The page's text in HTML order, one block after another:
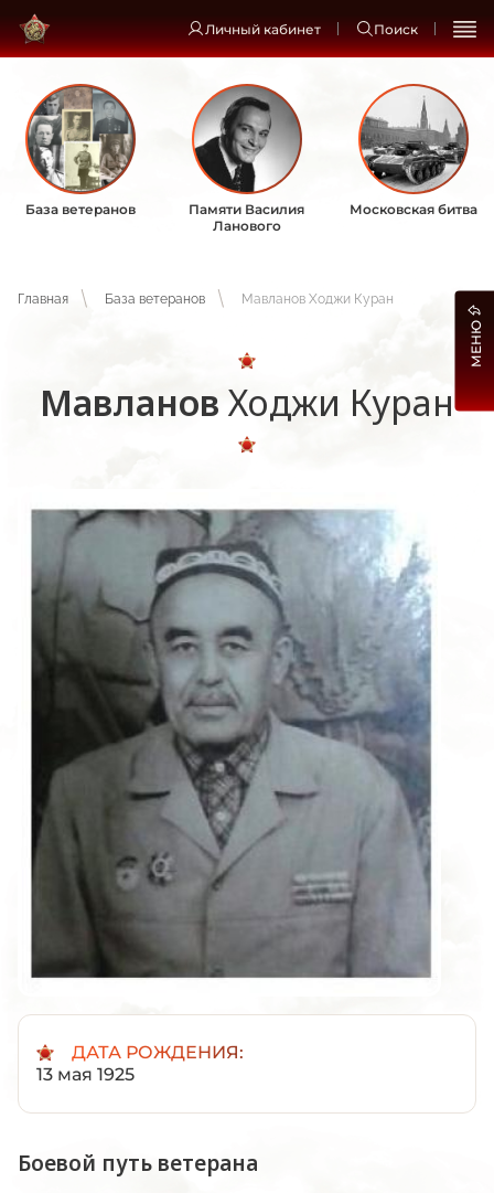
Личный кабинет Поиск
База ветеранов
Памяти Василия
Ланового
Московская битва
Главная База ветеранов Мавланов Ходжи Куран
Мавланов Ходжи Куран
ДАТА РОЖДЕНИЯ:
13 мая 1925
Боевой путь ветерана
МЕНЮ